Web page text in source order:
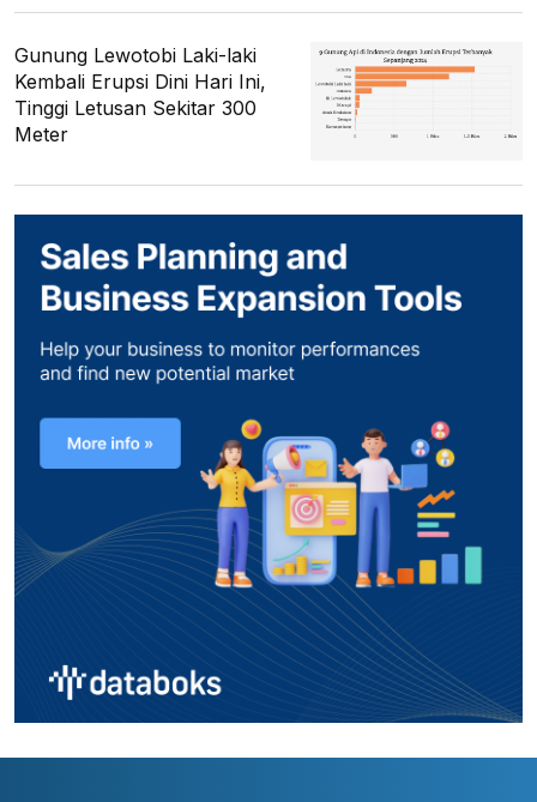
Gunung Lewotobi Laki-laki
Kembali Erupsi Dini Hari Ini,
Tinggi Letusan Sekitar 300
Meter